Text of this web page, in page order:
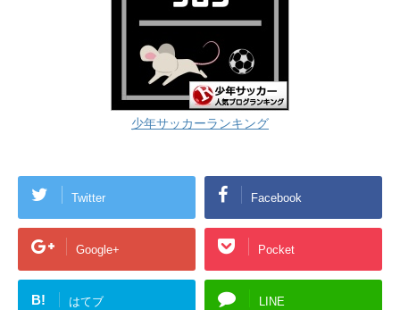
少年サッカーランキング
Twitter Facebook
Google+ Pocket
B! はてブ LINE